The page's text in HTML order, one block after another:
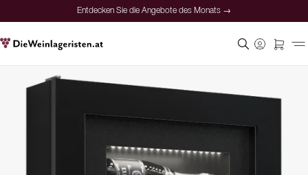
Entdecken Sie die Angebote des Monats →